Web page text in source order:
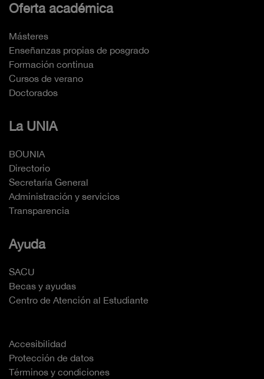
Oferta académica
Másteres
Enseñanzas propias de posgrado
Formación continua
Cursos de verano
Doctorados
La UNIA
BOUNIA
Directorio
Secretaría General
Administración y servicios
Transparencia
Ayuda
SACU
Becas y ayudas
Centro de Atención al Estudiante
Accesibilidad
Protección de datos
Términos y condiciones